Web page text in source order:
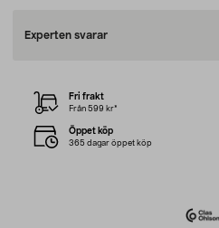
Experten svarar
Fri frakt
Från 599 kr*
Öppet köp
365 dagar öppet köp